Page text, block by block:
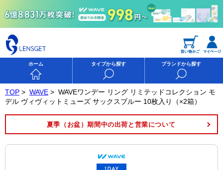
ホーム タイプから探す ブランドから探す
TOP > WAVE > WAVEワンデー リング リミテッドコレクション モ
デル ヴィヴィットミューズ サックスブルー 10枚入り（×2箱）
夏季（お盆）期間中の出荷と営業について